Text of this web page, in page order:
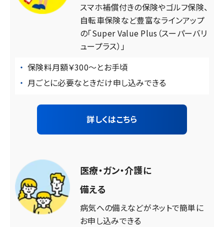
スマホ補償付きの保険やゴルフ保険、
自転車保険など豊富なラインアップ
の「Super Value Plus（スーパーバリ
ュープラス）」
保険料月額￥300～とお手頃
月ごとに必要なときだけ申し込みできる
詳しくはこちら
医療・ガン・介護に
備える
病気への備えなどがネットで簡単に
お申し込みできる